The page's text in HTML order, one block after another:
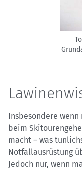
Insbesondere
beim
macht – was
Notfallausrüstung
Jedoch nur, wenn